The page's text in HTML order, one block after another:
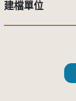
建檔單位